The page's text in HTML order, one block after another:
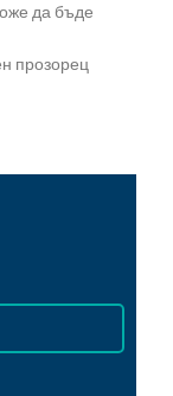
да бъде
прозорец